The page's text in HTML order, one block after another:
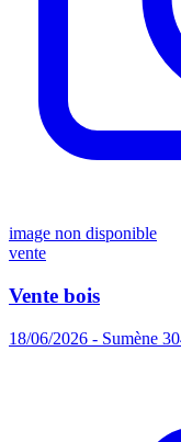
image non disponible
vente
Vente bois
18/06/2026 - Sumène